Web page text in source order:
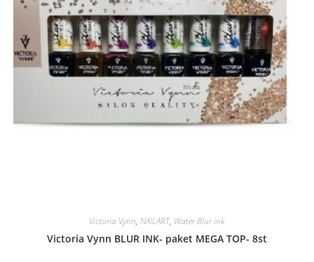
Victoria Vynn, NAILART, Water Blur ink
Victoria Vynn BLUR INK- paket MEGA TOP- 8st